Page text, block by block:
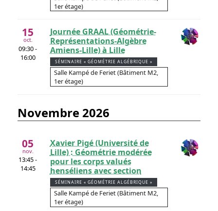
1er étage)
15
oct.
09:30 -
16:00
Journée GRAAL (Géométrie-
Représentations-Algèbre
Amiens-Lille) à Lille
SÉMINAIRE « GÉOMÉTRIE ALGÉBRIQUE »
Salle Kampé de Feriet (Bâtiment M2,
1er étage)
novembre 2026
05
nov.
13:45 -
14:45
Xavier Pigé (Université de
Lille) : Géométrie modérée
pour les corps valués
henséliens avec section
SÉMINAIRE « GÉOMÉTRIE ALGÉBRIQUE »
Salle Kampé de Feriet (Bâtiment M2,
1er étage)